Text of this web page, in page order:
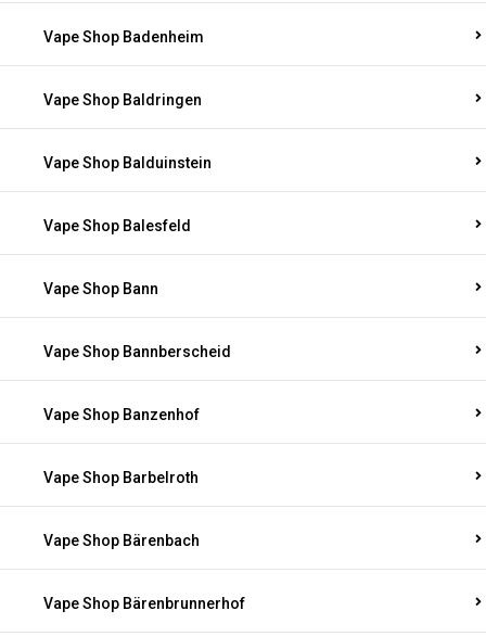
Vape Shop Badenheim
Vape Shop Baldringen
Vape Shop Balduinstein
Vape Shop Balesfeld
Vape Shop Bann
Vape Shop Bannberscheid
Vape Shop Banzenhof
Vape Shop Barbelroth
Vape Shop Bärenbach
Vape Shop Bärenbrunnerhof